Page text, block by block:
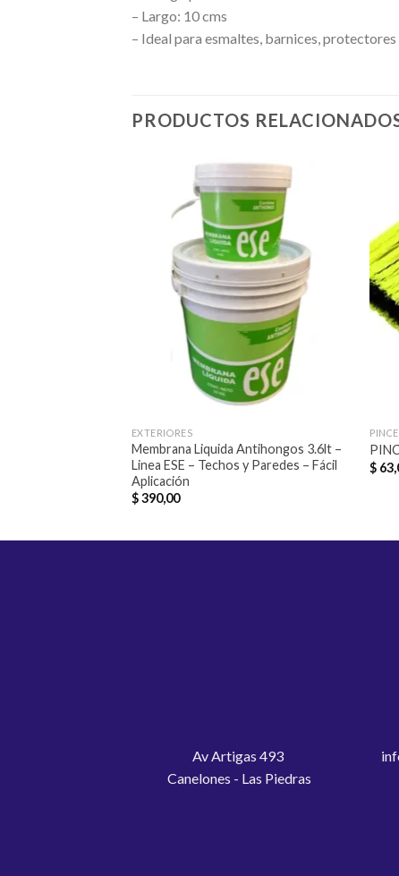
– Largo: 10 cms
– Ideal para esmaltes, barnices, protectores
PRODUCTOS
lista de
deseos
EXTERIORES
Membrana Liquida Antihongos 3.6lt –
Linea ESE – Techos y Paredes – Fácil
Aplicación
$390,00
$
Av Artigas 493
Canelones - Las Piedras